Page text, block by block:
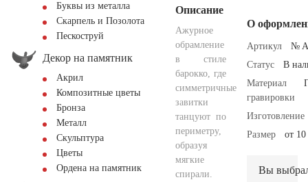
Буквы из металла
Скарпель и Позолота
Пескоструй
Декор на памятник
Акрил
Композитные цветы
Бронза
Металл
Скульптура
Цветы
Ордена на памятник
Описание
Ажурное
обрамление
в стиле
барокко, где
симметричные
завитки
танцуют по
периметру,
образуя
мягкие
спирали.
О
Артикул
№
Статус
В
Материал
гравировки
Изготовление
Размер
от
Вы